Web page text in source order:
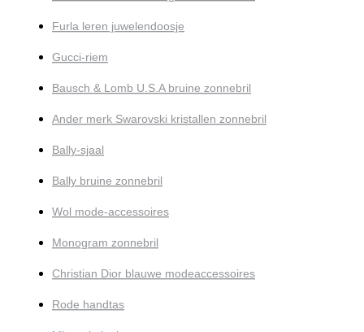
Furla leren juwelendoosje
Gucci-riem
Bausch & Lomb U.S.A bruine zonnebril
Ander merk Swarovski kristallen zonnebril
Bally-sjaal
Bally bruine zonnebril
Wol mode-accessoires
Monogram zonnebril
Christian Dior blauwe modeaccessoires
Rode handtas